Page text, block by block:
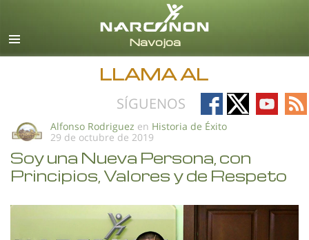
Español
Todas las Regiones/Idiomas
LLAMA AL
SÍGUENOS
Follow
on
Follow
on
Follow
on
on
Alfonso Rodriguez en Historia de Éxito
29 de octubre de 2019
Soy una Nueva Persona, con
Principios, Valores y de Respeto